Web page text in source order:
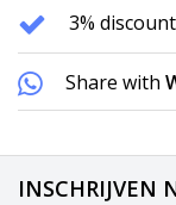
3%
Share with
INSCHRIJVEN